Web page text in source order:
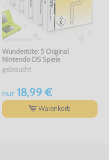
Wundertüte: 5 Original
Nintendo DS Spiele
gebraucht
nur18,99 €
Warenkorb